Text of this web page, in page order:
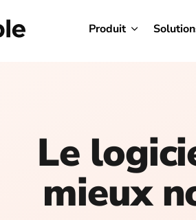
Produit
Le
mieux